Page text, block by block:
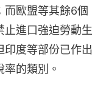
而歐盟等其餘6個
止進口強迫勞動生
印度等部份已作出
的類別。